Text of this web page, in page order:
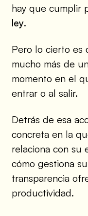
hay que cumplir
ley.
Pero lo cierto es
mucho más de
momento en el
entrar o al salir.
Detrás de esa
concreta en la
relaciona con su
cómo gestiona
transparencia
productividad.